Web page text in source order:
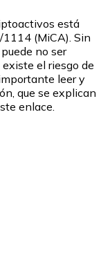
está
(MiCA). Sin
no ser
el riesgo de
leer y
que se explican
enlace.